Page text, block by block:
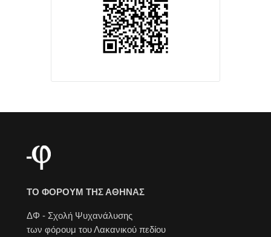
ΤΟ ΦΟΡΟΥΜ ΤΗΣ ΑΘΗΝΑΣ
ΔΦ - Σχολή Ψυχανάλυσης
των φόρουμ του Λακανικού πεδίου